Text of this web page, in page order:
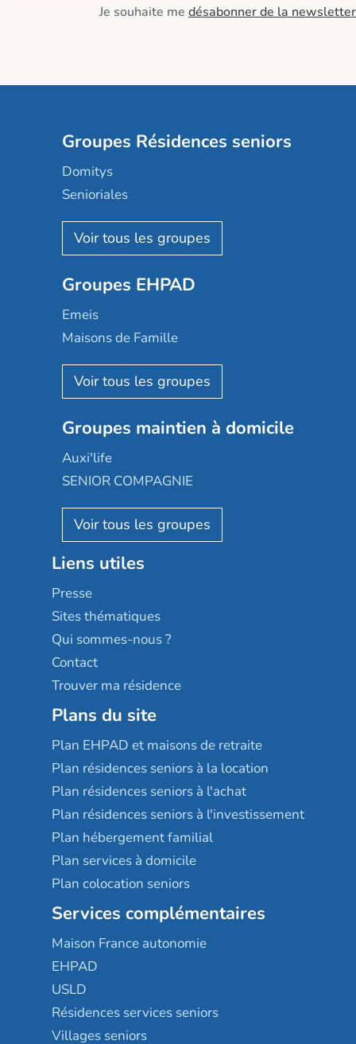
Je souhaite me désabonner de la newsletter
Groupes Résidences seniors
Domitys
Senioriales
Nohée
Les Résidentiels
Mobicap
Domusvi
Happy Senior
Aquarelia
Nexity edenea
Les jardins d'Arcadie
Occitalia
Appartseniors
Reseda
Stella management
Les villages d'or
Sérénys
Résidences services Villa Médicis
Groupes EHPAD
Emeis
Maisons de Famille
Korian
Emera
Groupe SOS
Le Noble Âge
Almage
Résidalya
Groupe aplus
Groupes maintien à domicile
Auxi'life
SENIOR COMPAGNIE
AGE D'OR Services
Liens utiles
Presse
Sites thématiques
Qui sommes-nous ?
Contact
Trouver ma résidence
Plans du site
Plan EHPAD et maisons de retraite
Plan résidences seniors à la location
Plan résidences seniors à l'achat
Plan résidences seniors à l'investissement
Plan hébergement familial
Plan services à domicile
Plan colocation seniors
Services complémentaires
Maison France autonomie
EHPAD
USLD
Résidences services seniors
Villages seniors